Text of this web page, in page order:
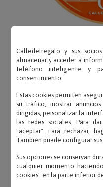
Catalina
Calledelregalo y sus
almacenar y acceder a
teléfono inteligente y
consentimiento.
Estas cookies permiten
su tráfico, mostrar anuncios
dirigidas, personalizar la
las redes sociales. Para
"aceptar". Para rechazar,
También puede configurar sus
Sus opciones se conservan
cualquier momento
cookies" en la parte inferior